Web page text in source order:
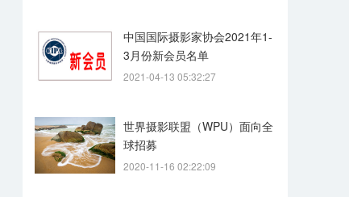
中国国际摄影家协会2021年1-
3月份新会员名单
2021-04-13 05:32:27
世界摄影联盟（WPU）面向全
球招募
2020-11-16 02:22:09